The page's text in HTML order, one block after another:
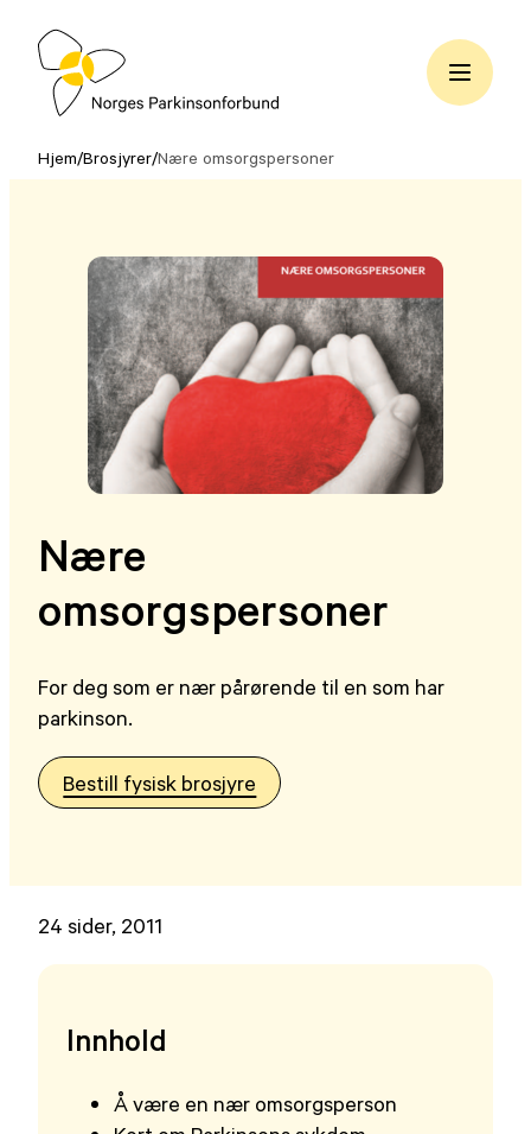
Hopp
innholdNorges
Hjem/Brosjyrer/Nære omsorgspersoner
Nære
omsorgspersoner
For deg som er nær pårørende til en som har
parkinson.
Bestill fysisk brosjyre
24 sider, 2011
Innhold
Å være en nær omsorgsperson